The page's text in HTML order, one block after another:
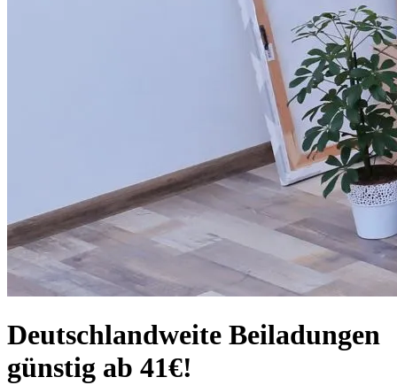
Deutschlandweite Beiladungen
günstig ab 41€!